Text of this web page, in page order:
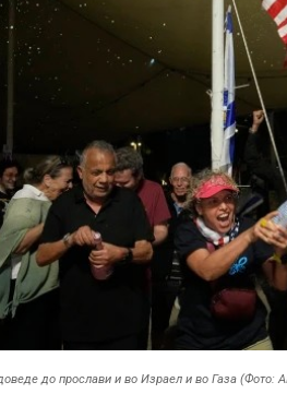
до прослави и во Израел и во Газа (Фото: